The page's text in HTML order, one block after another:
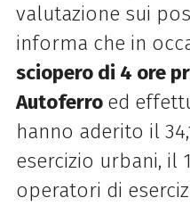
valutazione sui
informa che in
sciopero di 4 ore
Autoferro ed
hanno aderito il
esercizio urbani, il
operatori di